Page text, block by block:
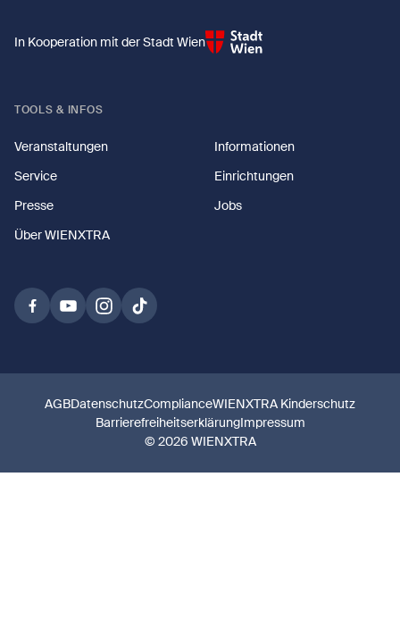
In Kooperation mit der Stadt Wien
TOOLS & INFOS
Veranstaltungen
Informationen
Service
Einrichtungen
Presse
Jobs
Über WIENXTRA
© 2026 WIENXTRA
AGBDatenschutzComplianceWIENXTRA Kinderschutz
BarrierefreiheitserklärungImpressum